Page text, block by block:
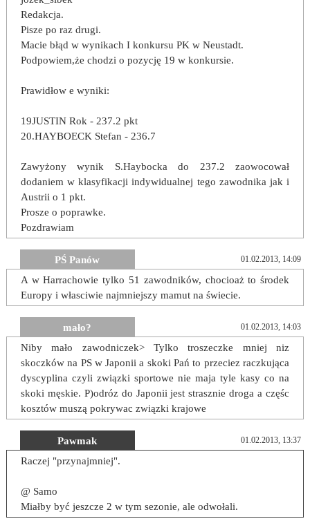
Redakcja.
Pisze po raz drugi.
Macie błąd w wynikach I konkursu PK w Neustadt.
Podpowiem,że chodzi o pozycję 19 w konkursie.
Prawidłow e wyniki:
19JUSTIN Rok - 237.2 pkt
20.HAYBOECK Stefan - 236.7
Zawyżony wynik S.Haybocka do 237.2 zaowocował
dodaniem w klasyfikacji indywidualnej tego zawodnika jak i
Austrii o 1 pkt.
Prosze o poprawke.
Pozdrawiam
PŚ Panów 01.02.2013, 14:09
A w Harrachowie tylko 51 zawodników, chocioaż to środek
Europy i własciwie najmniejszy mamut na świecie.
mało? 01.02.2013, 14:03
Niby mało zawodniczek> Tylko troszeczke mniej niz
skoczków na PS w Japonii a skoki Pań to przeciez raczkująca
dyscyplina czyli związki sportowe nie maja tyle kasy co na
skoki męskie. P)odróz do Japonii jest strasznie droga a częśc
kosztów muszą pokrywac związki krajowe
Pawmak 01.02.2013, 13:37
Raczej "przynajmniej".
@ Samo
Miałby być jeszcze 2 w tym sezonie, ale odwołali.